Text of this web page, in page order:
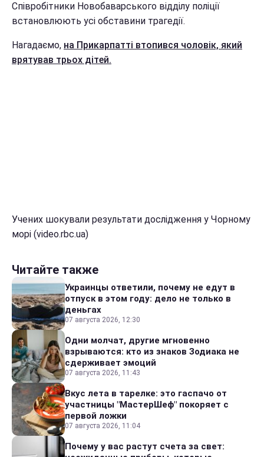
Співробітники Новобаварського відділу поліції
встановлюють усі обставини трагедії.
Нагадаємо, на Прикарпатті втопився чоловік, який
врятував трьох дітей.
Учених шокували результати дослідження у Чорному
морі (video.rbc.ua)
Читайте также
Украинцы ответили, почему не едут в
отпуск в этом году: дело не только в
деньгах
07 августа 2026, 12:30
Одни молчат, другие мгновенно
взрываются: кто из знаков Зодиака не
сдерживает эмоций
07 августа 2026, 11:43
Вкус лета в тарелке: это гаспачо от
участницы "МастерШеф" покоряет с
первой ложки
07 августа 2026, 11:04
Почему у вас растут счета за свет: